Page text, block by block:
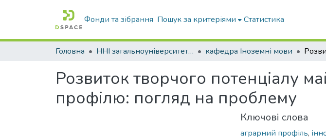
Фонди та зібрання Пошук за критеріями Статистика
Головна ННІ загальноуніверситетської підготовки кафедра Іноземні мови
Розвиток творчого потенціалу
профілю: погляд на проблему
Ключові слова
аграрний профіль,